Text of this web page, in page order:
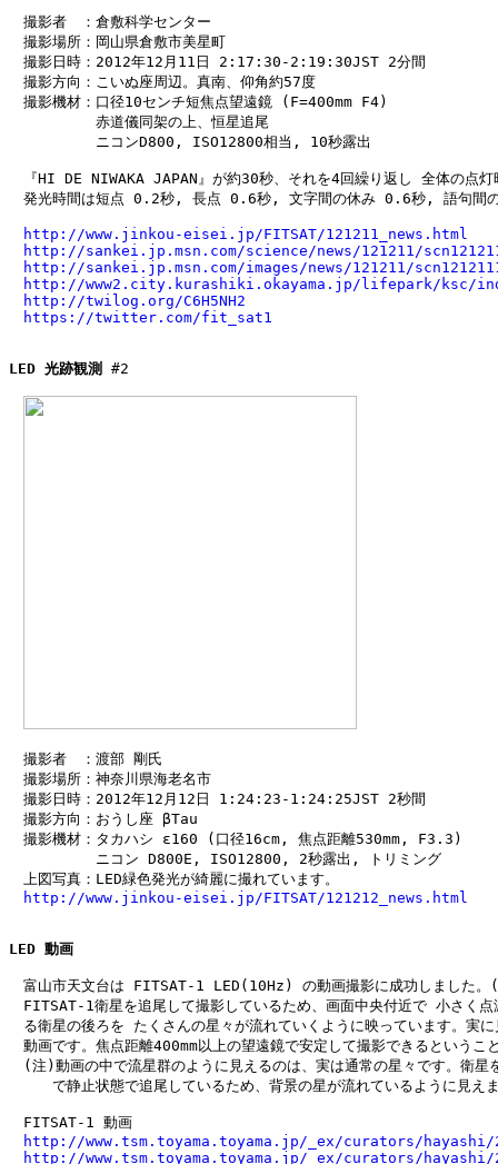
撮影者　：倉敷科学センター
撮影場所：岡山県倉敷市美星町
撮影日時：2012年12月11日 2:17:30-2:19:30JST 2分間
撮影方向：こいぬ座周辺。真南、仰角約57度
撮影機材：口径10センチ短焦点望遠鏡 (F=400mm F4)
赤道儀同架の上、恒星追尾
ニコンD800, ISO12800相当, 10秒露出
『HI DE NIWAKA JAPAN』が約30秒、それを4回繰り返し 全体の点
発光時間は短点 0.2秒, 長点 0.6秒, 文字間の休み 0.6秒, 語句間
http://www.jinkou-eisei.jp/FITSAT/121211_news.html
http://sankei.jp.msn.com/science/news/121211/
http://sankei.jp.msn.com/images/news/121211/
http://www2.city.kurashiki.okayama.jp/lifepark/ksc/
http://twilog.org/C6H5NH2
https://twitter.com/fit_sat1
LED 光跡観測 #2
撮影者　：渡部 剛氏
撮影場所：神奈川県海老名市
撮影日時：2012年12月12日 1:24:23-1:24:25JST 2秒間
撮影方向：おうし座 βTau
撮影機材：タカハシ ε160 (口径16cm, 焦点距離530mm, F3.3)
ニコン D800E, ISO12800, 2秒露出, トリミング
上図写真：LED緑色発光が綺麗に撮れています。
http://www.jinkou-eisei.jp/FITSAT/121212_news.html
LED 動画
富山市天文台は FITSAT-1 LED(10Hz) の動画撮影に成功しました
FITSAT-1衛星を追尾して撮影しているため、画面中央付近で 小さく点
る衛星の後ろを たくさんの星々が流れていくように映っています。実に
動画です。焦点距離400mm以上の望遠鏡で安定して撮影できるというこ
(注)動画の中で流星群のように見えるのは、実は通常の星々です。衛星
で静止状態で追尾しているため、背景の星が流れているように見え
FITSAT-1 動画
http://www.tsm.toyama.toyama.jp/_ex/curators/hayashi/
http://www.tsm.toyama.toyama.jp/_ex/curators/hayashi/